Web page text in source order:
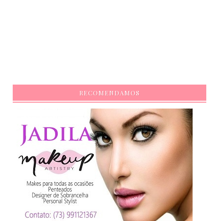
RECOMENDAMOS